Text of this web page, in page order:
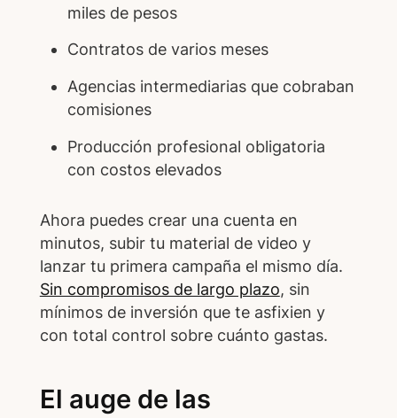
miles de pesos
Contratos de varios meses
Agencias intermediarias que cobraban
comisiones
Producción profesional obligatoria
con costos elevados
Ahora puedes crear una cuenta en
minutos, subir tu material de video y
lanzar tu primera campaña el mismo día.
Sin compromisos de largo plazo, sin
mínimos de inversión que te asfixien y
con total control sobre cuánto gastas.
El auge de las